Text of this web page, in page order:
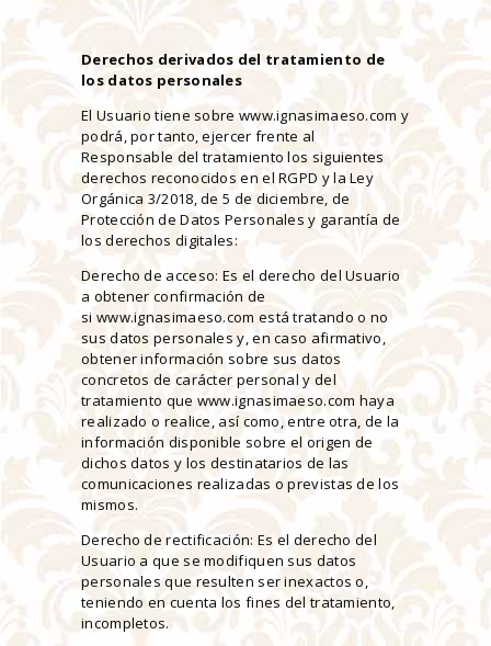
Derechos derivados del tratamiento de
los datos personales
El Usuario tiene sobre www.ignasimaeso.com y
podrá, por tanto, ejercer frente al
Responsable del tratamiento los siguientes
derechos reconocidos en el RGPD y la Ley
Orgánica 3/2018, de 5 de diciembre, de
Protección de Datos Personales y garantía de
los derechos digitales:
Derecho de acceso: Es el derecho del Usuario
a obtener confirmación de
si www.ignasimaeso.com está tratando o no
sus datos personales y, en caso afirmativo,
obtener información sobre sus datos
concretos de carácter personal y del
tratamiento que www.ignasimaeso.com haya
realizado o realice, así como, entre otra, de la
información disponible sobre el origen de
dichos datos y los destinatarios de las
comunicaciones realizadas o previstas de los
mismos.
Derecho de rectificación: Es el derecho del
Usuario a que se modifiquen sus datos
personales que resulten ser inexactos o,
teniendo en cuenta los fines del tratamiento,
incompletos.